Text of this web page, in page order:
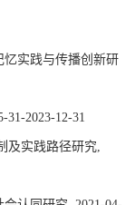
忆实践与传播创新研
2023-12-31
及实践路径研究,